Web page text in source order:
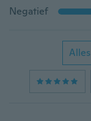
Negatief
Alles